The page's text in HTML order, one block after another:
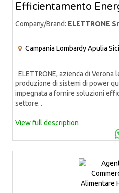
Efficientamento
Company/Brand: ELETTRONE
Campania LombardyApulia
ELETTRONE, azienda di
produzione di sistemi di power
impegnata a fornire soluzioni
settore...
View full description